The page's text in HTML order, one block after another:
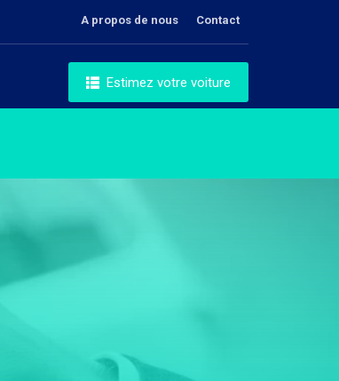
A propos de nous Contact
Estimez votre voiture